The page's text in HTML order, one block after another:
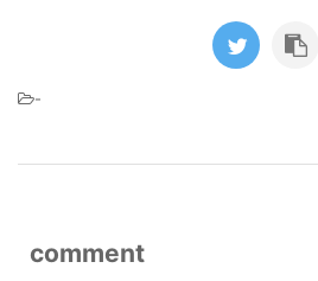
-
comment